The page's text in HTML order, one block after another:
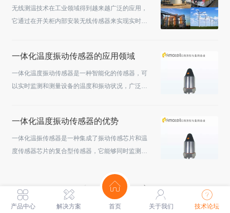
会发出不同频率的热辐射。传感器接收到这种辐射
并转化为电信号，再通过内置的芯片将数据传输至
无线测温技术在工业领域得到越来越广泛的应用，
它通过在开关柜内部安装无线传感器来实现实时监
开关柜无线测温技术具有以下几个显著优势：无需
布线，安装简便。传统的温度监测系统需要进行复
杂的布线工作，而开关柜无线测温技术可以通过无
一体化温度振动传感器的应用领域
一体化温度振动传感器是一种智能化的传感器，可
以实时监测和测量设备的温度和振动状况，广泛应
域：振动温度传感器可以用于机床设备、重型机
械、工作台和传动装置等各种机械设备上。它可以
监测机械设备的振动状态和温度变化，实时检测和
域：振动温度传感器可以应用于石油、天然...
一体化温度振动传感器的优势
一体化温振传感器是一种集成了振动传感芯片和温
度传感器芯片的复合型传感器，它能够同时监测设
得到了广泛应用，尤其是在机械类故障监测系统
中，它可以将振动量转换为电信号显示出来，帮助
管理人员及时发现并处理故障，维持生产环境的安
1/ 7
产品中心 解决方案 首页 关于我们 技术论坛